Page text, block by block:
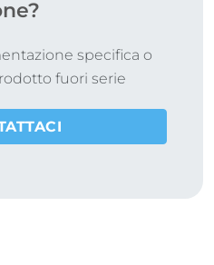
specifica o
fuori serie